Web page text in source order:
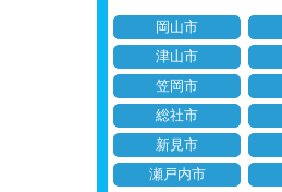
岡山市
津山市
笠岡市
総社市
新見市
瀬戸内市